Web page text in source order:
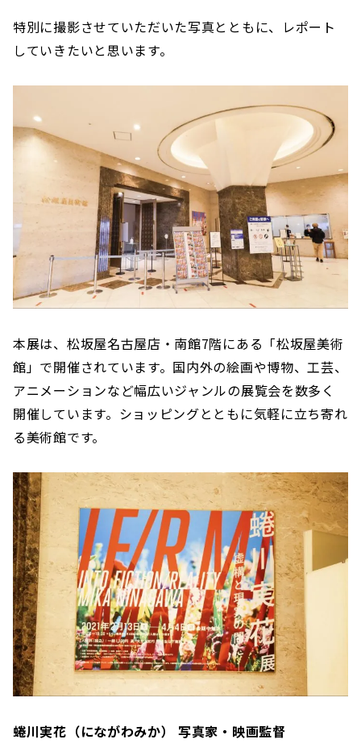
特別に撮影させていただいた写真とともに、レポート
していきたいと思います。
本展は、松坂屋名古屋店・南館7階にある「松坂屋美術
館」で開催されています。国内外の絵画や博物、工芸、
アニメーションなど幅広いジャンルの展覧会を数多く
開催しています。ショッピングとともに気軽に立ち寄れ
る美術館です。
蜷川実花（にながわみか） 写真家・映画監督